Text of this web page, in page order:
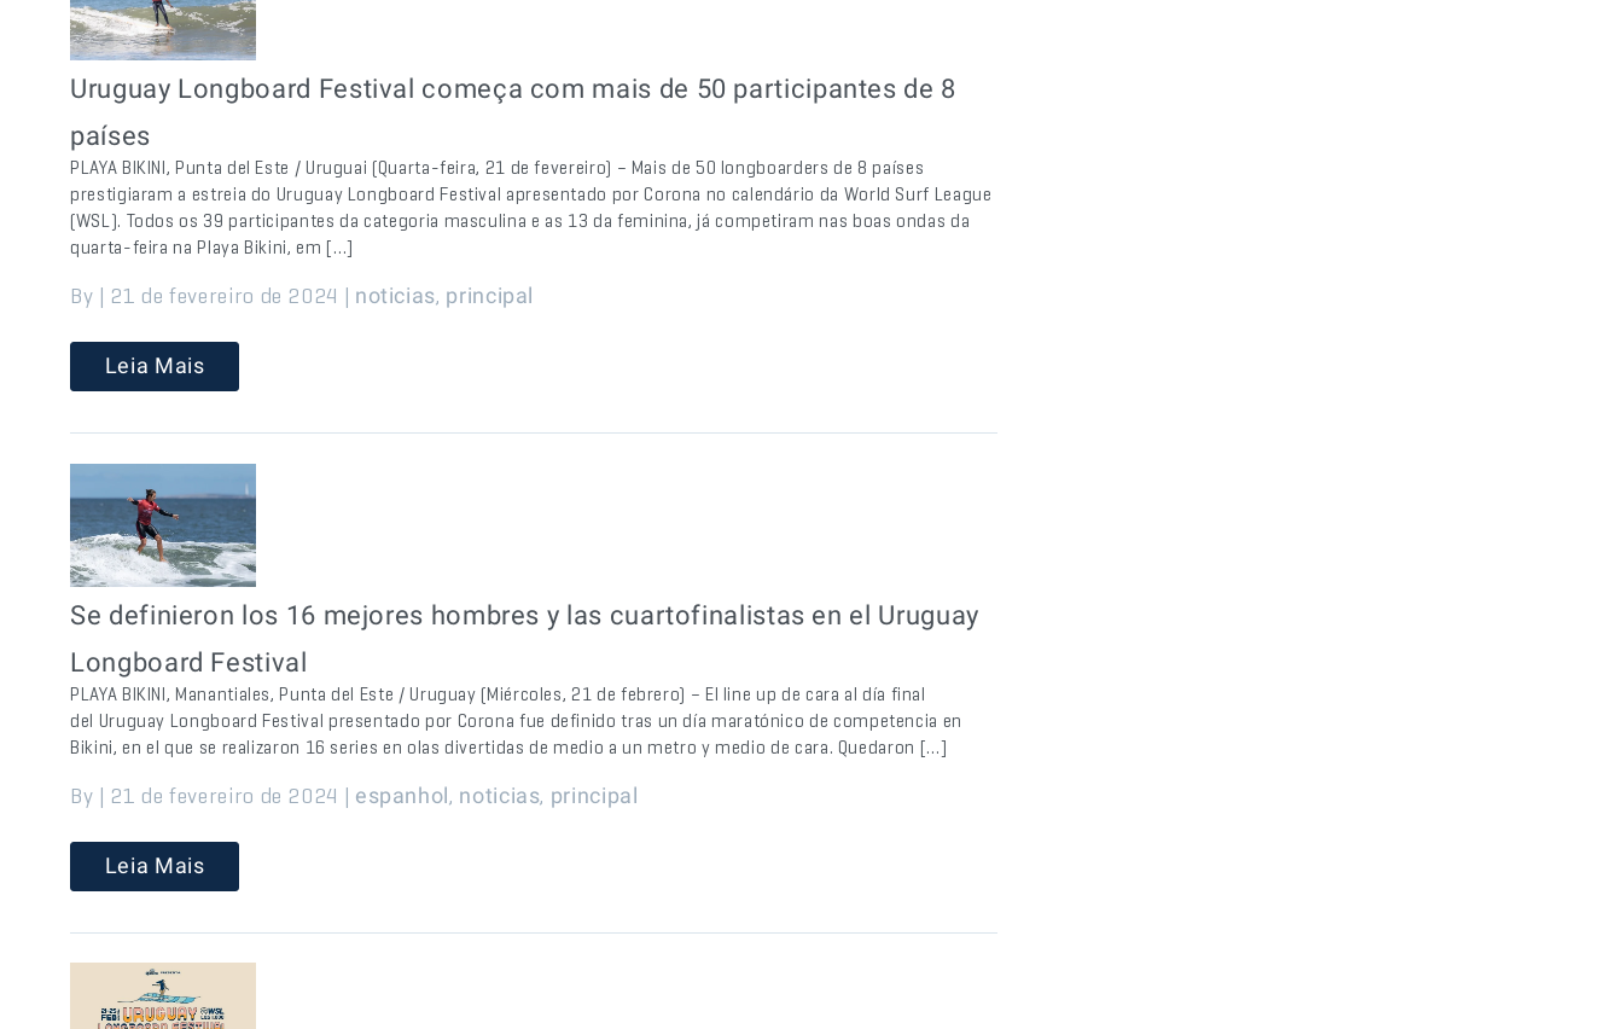
Uruguay Longboard Festival começa com mais de 50 participantes de 8
países
PLAYA BIKINI, Punta del Este / Uruguai (Quarta-feira, 21 de fevereiro) – Mais de 50 longboarders de 8 países
prestigiaram a estreia do Uruguay Longboard Festival apresentado por Corona no calendário da World Surf League
(WSL). Todos os 39 participantes da categoria masculina e as 13 da feminina, já competiram nas boas ondas da
quarta-feira na Playa Bikini, em […]
By | 21 de fevereiro de 2024 | noticias, principal
Leia Mais
Se definieron los 16 mejores hombres y las cuartofinalistas en el Uruguay
Longboard Festival
PLAYA BIKINI, Manantiales, Punta del Este / Uruguay (Miércoles, 21 de febrero) – El line up de cara al día final
del Uruguay Longboard Festival presentado por Corona fue definido tras un día maratónico de competencia en
Bikini, en el que se realizaron 16 series en olas divertidas de medio a un metro y medio de cara. Quedaron […]
By | 21 de fevereiro de 2024 | espanhol, noticias, principal
Leia Mais